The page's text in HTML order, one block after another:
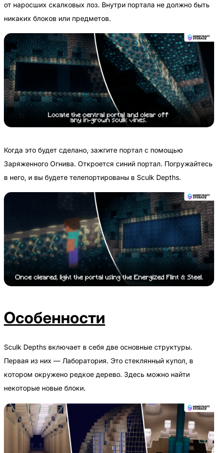
от наросших скалковых лоз. Внутри портала не должно быть
никаких блоков или предметов.
Когда это будет сделано, зажгите портал с помощью
Заряженного Огнива. Откроется синий портал. Погружайтесь
в него, и вы будете телепортированы в Sculk Depths.
Особенности
Sculk Depths включает в себя две основные структуры.
Первая из них — Лаборатория. Это стеклянный купол, в
котором окружено редкое дерево. Здесь можно найти
некоторые новые блоки.